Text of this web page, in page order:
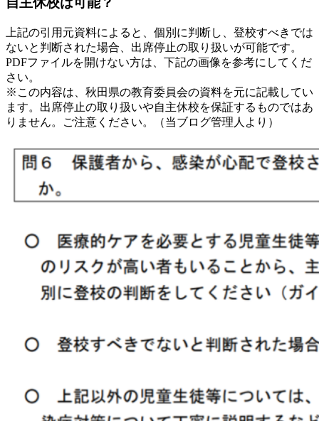
上記の引用元資料によると、個別に判断し、登校すべきでは
ないと判断された場合、出席停止の取り扱いが可能です。
PDFファイルを開けない方は、下記の画像を参考にしてくだ
さい。
※この内容は、秋田県の教育委員会の資料を元に記載してい
ます。出席停止の取り扱いや自主休校を保証するものではあ
りません。ご注意ください。（当ブログ管理人より）